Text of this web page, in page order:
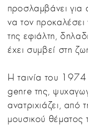
προσλαμβάνει για
να τον
της εφιάλτη,
έχει συμβεί στη
Η ταινία του 1974
genre της,
ανατριχιάζει, από
μουσικού θέματος